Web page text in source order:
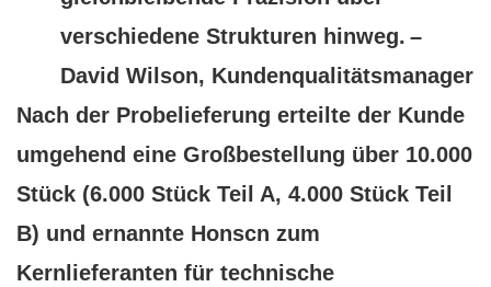
verschiedene Strukturen hinweg. –
David Wilson, Kundenqualitätsmanager
Nach der Probelieferung erteilte der Kunde
umgehend eine Großbestellung über 10.000
Stück (6.000 Stück Teil A, 4.000 Stück Teil
B) und ernannte Honscn zum
Kernlieferanten für technische